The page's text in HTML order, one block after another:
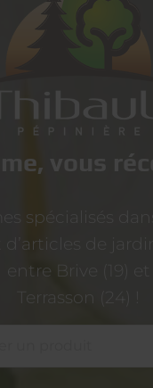
vous
spécialisés
de
entre Brive (19) et
Terrasson (24) !